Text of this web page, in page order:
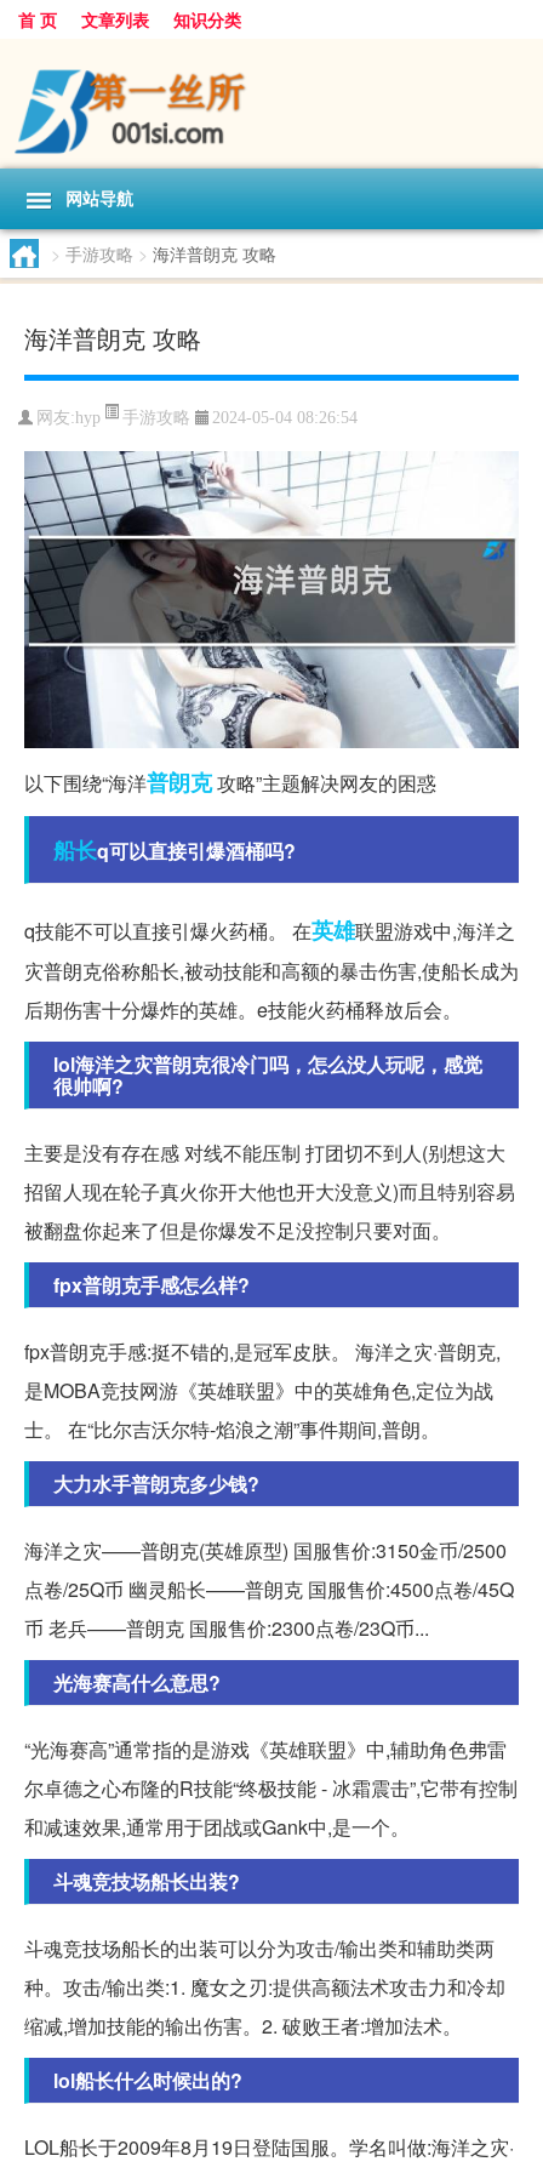
首 页 文章列表 知识分类
网站导航
> 手游攻略 > 海洋普朗克 攻略
海洋普朗克 攻略
网友:hyp 手游攻略 2024-05-04 08:26:54
以下围绕“海洋普朗克攻略”主题解决网友的困惑
船长q可以直接引爆酒桶吗?
q技能不可以直接引爆火药桶。 在英雄联盟游戏中,海洋之
灾普朗克俗称船长,被动技能和高额的暴击伤害,使船长成为
后期伤害十分爆炸的英雄。e技能火药桶释放后会。
lol海洋之灾普朗克很冷门吗，怎么没人玩呢，感觉
很帅啊?
主要是没有存在感 对线不能压制 打团切不到人(别想这大
招留人现在轮子真火你开大他也开大没意义)而且特别容易
被翻盘你起来了但是你爆发不足没控制只要对面。
fpx普朗克手感怎么样?
fpx普朗克手感:挺不错的,是冠军皮肤。 海洋之灾·普朗克,
是MOBA竞技网游《英雄联盟》中的英雄角色,定位为战
士。 在“比尔吉沃尔特-焰浪之潮”事件期间,普朗。
大力水手普朗克多少钱?
海洋之灾——普朗克(英雄原型) 国服售价:3150金币/2500
点卷/25Q币 幽灵船长——普朗克 国服售价:4500点卷/45Q
币 老兵——普朗克 国服售价:2300点卷/23Q币...
光海赛高什么意思?
“光海赛高”通常指的是游戏《英雄联盟》中,辅助角色弗雷
尔卓德之心布隆的R技能“终极技能 - 冰霜震击”,它带有控制
和减速效果,通常用于团战或Gank中,是一个。
斗魂竞技场船长出装?
斗魂竞技场船长的出装可以分为攻击/输出类和辅助类两
种。攻击/输出类:1. 魔女之刃:提供高额法术攻击力和冷却
缩减,增加技能的输出伤害。2. 破败王者:增加法术。
lol船长什么时候出的?
LOL船长于2009年8月19日登陆国服。学名叫做:海洋之灾·